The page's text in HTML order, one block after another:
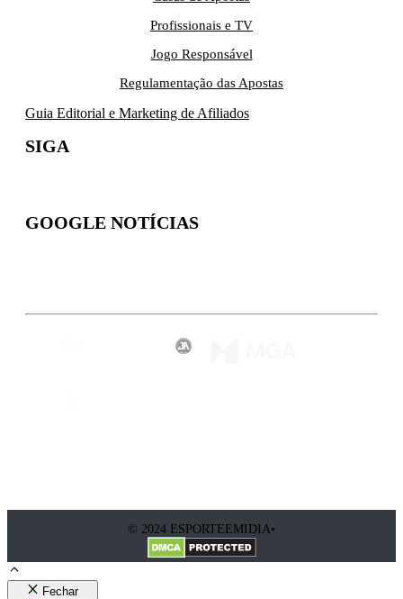
Profissionais e TV
Jogo Responsável
Regulamentação das Apostas
Guia Editorial e Marketing de Afiliados
SIGA
GOOGLE NOTÍCIAS
© 2024 ESPORTEEMIDIA•
Fechar